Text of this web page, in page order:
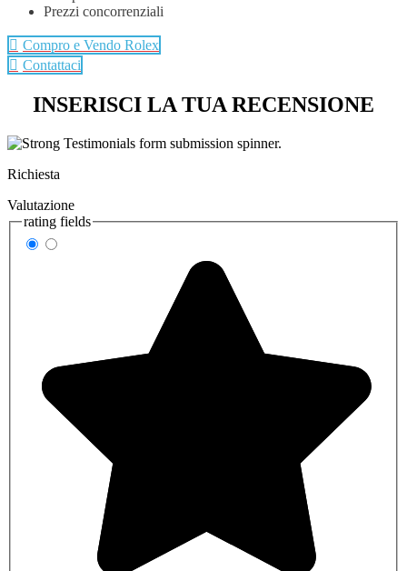
Prezzi concorrenziali
Compro e Vendo Rolex
Contattaci
INSERISCI LA TUA RECENSIONE
Richiesta
Valutazione
rating fields